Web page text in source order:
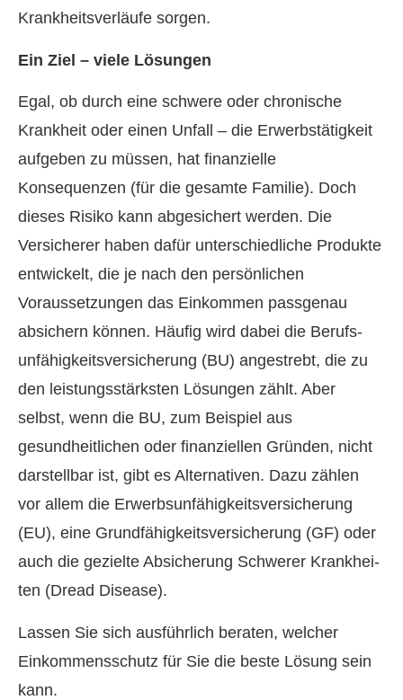
Krankheitsverläufe sorgen.
Ein Ziel – viele Lösungen
Egal, ob durch eine schwere oder chronische
Krankheit oder einen Unfall – die Erwerbstätigkeit
aufgeben zu müssen, hat finanzielle
Konsequenzen (für die gesamte Familie). Doch
dieses Risiko kann abgesichert werden. Die
Versicherer haben dafür unterschiedliche Produkte
entwickelt, die je nach den persönlichen
Voraussetzungen das Einkommen passgenau
absichern können. Häufig wird dabei die Berufs­
unfähig­keitsversicherung (BU) angestrebt, die zu
den leistungsstärksten Lösungen zählt. Aber
selbst, wenn die BU, zum Beispiel aus
gesundheitlichen oder finanziellen Gründen, nicht
darstellbar ist, gibt es Alternativen. Dazu zählen
vor allem die Erwerbsunfähigkeitsversicherung
(EU), eine Grundfähigkeitsversicherung (GF) oder
auch die gezielte Absicherung Schwe­rer Krank­hei­
ten (Dread Disease).
Lassen Sie sich ausführlich beraten, welcher
Einkommensschutz für Sie die beste Lösung sein
kann.